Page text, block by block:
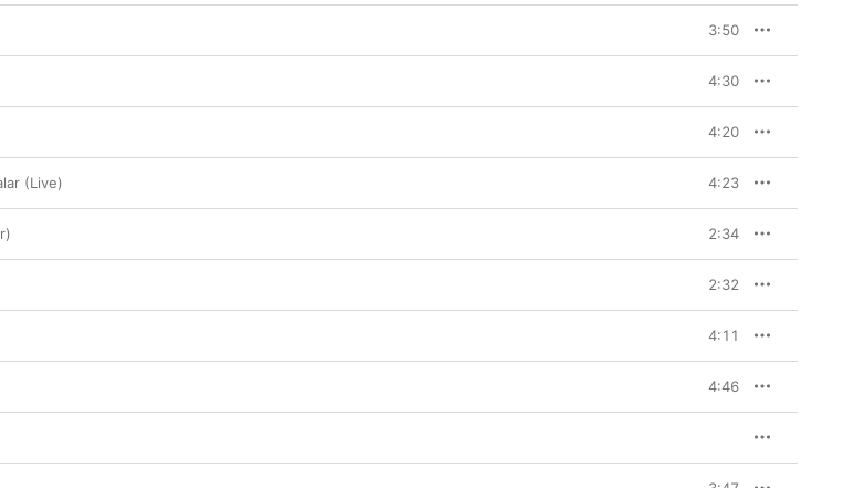
3:50
4:30
4:20
(Live) 4:23
2:34
2:32
4:11
4:46